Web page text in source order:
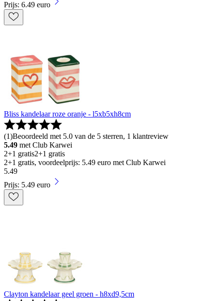
Prijs: 6.49 euro
Bliss kandelaar roze oranje - l5xb5xh8cm
(1)Beoordeeld met 5.0 van de 5 sterren, 1 klantreview
5.49 met Club Karwei
2+1 gratis2+1 gratis
2+1 gratis, voordeelprijs: 5.49 euro met Club Karwei
5.49
Prijs: 5.49 euro
Clayton kandelaar geel groen - h8xd9,5cm